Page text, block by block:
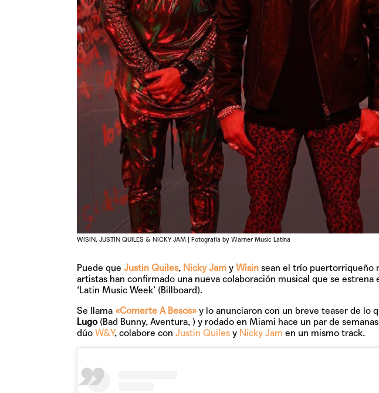
WISIN, JUSTIN QUILES & NICKY JAM | Fotografía by Warner Music Latina
Puede que Justin Quiles, Nicky Jamy Wisinsean el trío puertorriqueño
artistas han confirmado una nueva colaboración musical que se estrena
‘Latin Music Week’ (Billboard).
Se llama «Comerte A Besos»y lo anunciaron con un breve teaser de lo
Lugo(Bad Bunny, Aventura, ) y rodado en Miami hace un par de
dúo W&Y, colabore con Justin Quilesy Nicky Jam en un mismo track.